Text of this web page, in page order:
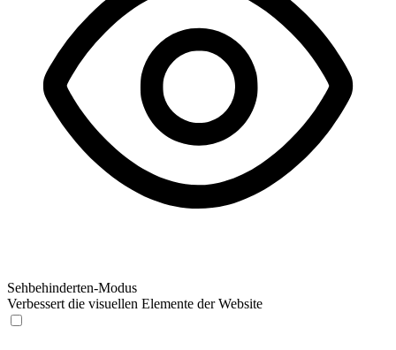
Sehbehinderten-Modus
Verbessert die visuellen Elemente der Website